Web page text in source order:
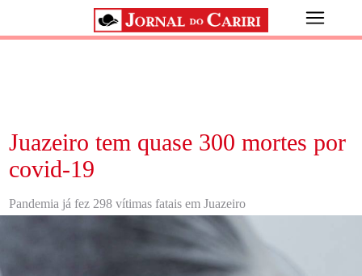
Juazeiro tem quase 300 mortes por
covid-19
Pandemia já fez 298 vítimas fatais em Juazeiro